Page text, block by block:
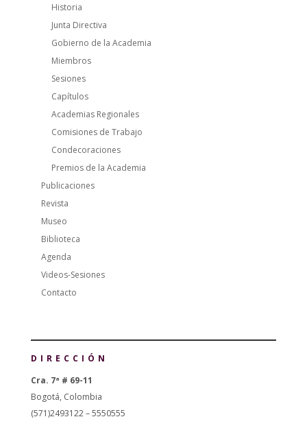
Historia
Junta Directiva
Gobierno de la Academia
Miembros
Sesiones
Capítulos
Academias Regionales
Comisiones de Trabajo
Condecoraciones
Premios de la Academia
Publicaciones
Revista
Museo
Biblioteca
Agenda
Videos-Sesiones
Contacto
DIRECCIÓN
Cra. 7ª # 69-11
Bogotá, Colombia
(571)2493122 – 5550555